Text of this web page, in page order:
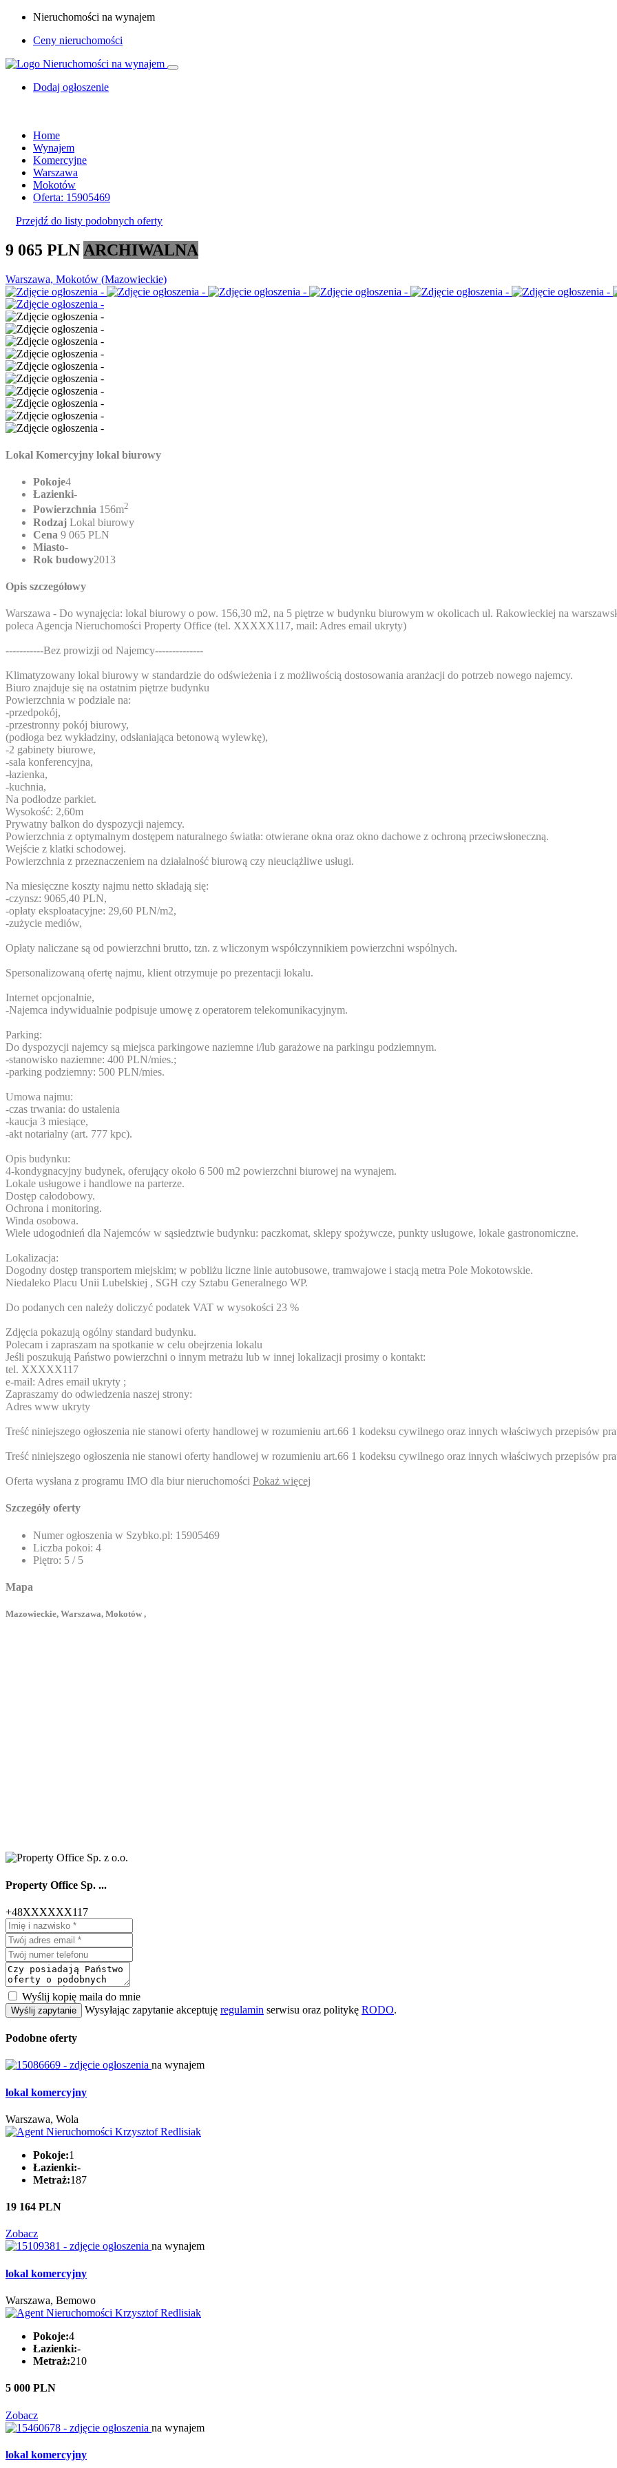
Nieruchomości na wynajem
Ceny nieruchomości
Dodaj ogłoszenie
Home
Wynajem
Komercyjne
Warszawa
Mokotów
Oferta: 15905469
Przejdź do listy podobnych oferty
9 065 PLN ARCHIWALNA
Warszawa, Mokotów (Mazowieckie)
Lokal Komercyjny lokal biurowy
Pokoje4
Łazienki-
Powierzchnia 156m2
Rodzaj Lokal biurowy
Cena 9 065 PLN
Miasto-
Rok budowy2013
Opis szczegółowy
Warszawa - Do wynajęcia: lokal biurowy o pow. 156,30 m2, na 5 piętrze w budynku biurowym w okolicach ul. Rakowieckiej na
poleca Agencja Nieruchomości Property Office (tel. XXXXX117, mail: Adres email ukryty)
-----------Bez prowizji od Najemcy--------------
Klimatyzowany lokal biurowy w standardzie do odświeżenia i z możliwością dostosowania aranżacji do potrzeb nowego najemcy.
Biuro znajduje się na ostatnim piętrze budynku
Powierzchnia w podziale na:
-przedpokój,
-przestronny pokój biurowy,
(podłoga bez wykładziny, odsłaniająca betonową wylewkę),
-2 gabinety biurowe,
-sala konferencyjna,
-łazienka,
-kuchnia,
Na podłodze parkiet.
Wysokość: 2,60m
Prywatny balkon do dyspozycji najemcy.
Powierzchnia z optymalnym dostępem naturalnego światła: otwierane okna oraz okno dachowe z ochroną przeciwsłoneczną.
Wejście z klatki schodowej.
Powierzchnia z przeznaczeniem na działalność biurową czy nieuciążliwe usługi.
Na miesięczne koszty najmu netto składają się:
-czynsz: 9065,40 PLN,
-opłaty eksploatacyjne: 29,60 PLN/m2,
-zużycie mediów,
Opłaty naliczane są od powierzchni brutto, tzn. z wliczonym współczynnikiem powierzchni wspólnych.
Spersonalizowaną ofertę najmu, klient otrzymuje po prezentacji lokalu.
Internet opcjonalnie,
-Najemca indywidualnie podpisuje umowę z operatorem telekomunikacyjnym.
Parking:
Do dyspozycji najemcy są miejsca parkingowe naziemne i/lub garażowe na parkingu podziemnym.
-stanowisko naziemne: 400 PLN/mies.;
-parking podziemny: 500 PLN/mies.
Umowa najmu:
-czas trwania: do ustalenia
-kaucja 3 miesiące,
-akt notarialny (art. 777 kpc).
Opis budynku:
4-kondygnacyjny budynek, oferujący około 6 500 m2 powierzchni biurowej na wynajem.
Lokale usługowe i handlowe na parterze.
Dostęp całodobowy.
Ochrona i monitoring.
Winda osobowa.
Wiele udogodnień dla Najemców w sąsiedztwie budynku: paczkomat, sklepy spożywcze, punkty usługowe, lokale gastronomiczne.
Lokalizacja:
Dogodny dostęp transportem miejskim; w pobliżu liczne linie autobusowe, tramwajowe i stacją metra Pole Mokotowskie.
Niedaleko Placu Unii Lubelskiej , SGH czy Sztabu Generalnego WP.
Do podanych cen należy doliczyć podatek VAT w wysokości 23 %
Zdjęcia pokazują ogólny standard budynku.
Polecam i zapraszam na spotkanie w celu obejrzenia lokalu
Jeśli poszukują Państwo powierzchni o innym metrażu lub w innej lokalizacji prosimy o kontakt:
tel. XXXXX117
e-mail: Adres email ukryty ;
Zapraszamy do odwiedzenia naszej strony:
Adres www ukryty
Treść niniejszego ogłoszenia nie stanowi oferty handlowej w rozumieniu art.66 1 kodeksu cywilnego oraz innych właściwych przepisów
Treść niniejszego ogłoszenia nie stanowi oferty handlowej w rozumieniu art.66 1 kodeksu cywilnego oraz innych właściwych przepisów
Oferta wysłana z programu IMO dla biur nieruchomości Pokaż więcej
Szczegóły oferty
Numer ogłoszenia w Szybko.pl: 15905469
Liczba pokoi: 4
Piętro: 5 / 5
Mapa
Mazowieckie, Warszawa, Mokotów ,
Property Office Sp. ...
+48XXXXXX117
Wyślij kopię maila do mnie
Wyślij zapytanie Wysyłając zapytanie akceptuję regulamin serwisu oraz politykę RODO.
Podobne oferty
na wynajem
lokal komercyjny
Warszawa, Wola
Pokoje:1
Łazienki:-
Metraż:187
19 164 PLN
Zobacz
na wynajem
lokal komercyjny
Warszawa, Bemowo
Pokoje:4
Łazienki:-
Metraż:210
5 000 PLN
Zobacz
na wynajem
lokal komercyjny